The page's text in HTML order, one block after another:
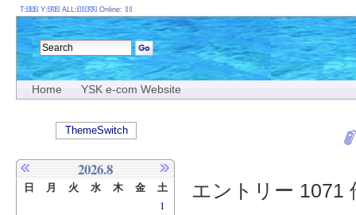
Home YSK e-com Website
エントリー 1071
T: Y: ALL: Online:
ThemeSwitch
2026.8
日 月 火 水 木 金 土
1